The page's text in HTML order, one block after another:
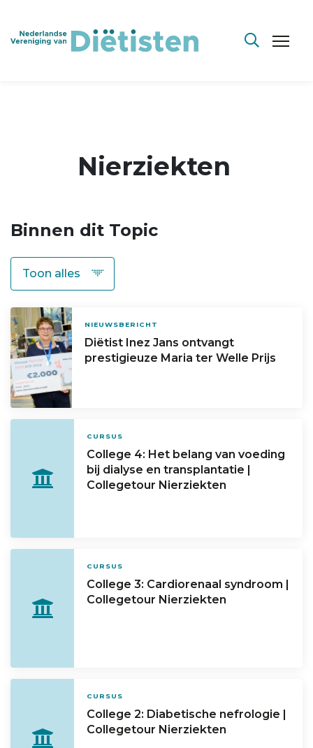
Nierziekten
Binnen dit Topic
NIEUWSBERICHT
Diëtist Inez Jans ontvangt
prestigieuze Maria ter Welle Prijs
CURSUS
College 4: Het belang van voeding
bij dialyse en transplantatie |
Collegetour Nierziekten
CURSUS
College 3: Cardiorenaal syndroom |
Collegetour Nierziekten
CURSUS
College 2: Diabetische nefrologie |
Collegetour Nierziekten